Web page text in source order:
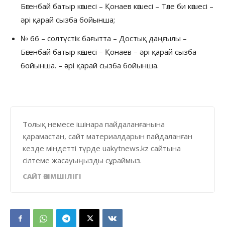
Бөгенбай батыр көшесі – Қонаев көшесі – Төле би көшесі –
әрі қарай сызба бойынша;
№ 66 – солтүстік бағытта – Достық даңғылы –
Бөгенбай батыр көшесі – Қонаев – әрі қарай сызба
бойынша. – әрі қарай сызба бойынша.
Толық немесе ішінара пайдаланғанына
қарамастан, сайт материалдарын пайдаланған
кезде міндетті түрде uakytnews.kz сайтына
сілтеме жасауыңызды сұраймыз.
САЙТ ӘКІМШІЛІГІ